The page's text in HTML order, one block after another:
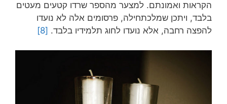
הקראות ואמונתם. למצער מהספר שרדו קטעים מעטים
בלבד, ויתכן שמלכתחילה, פרסומים אלה לא נועדו
להפצה רחבה, אלא נועדו לחוג תלמידיו בלבד. [8]